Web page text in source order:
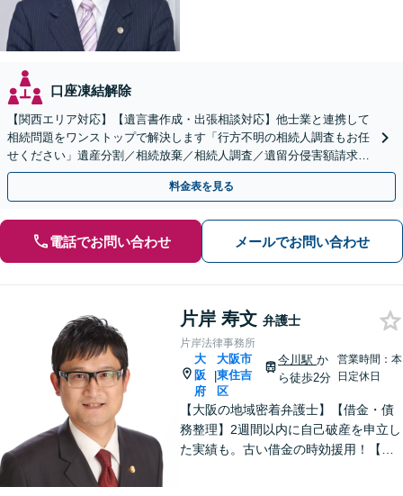
口座凍結解除
【関西エリア対応】【遺言書作成・出張相談対応】他士業と連携して
相続問題をワンストップで解決します「行方不明の相続人調査もお任
せください」遺産分割／相続放棄／相続人調査／遺留分侵害額請求／
登記など【休日・夜間面談可】【分割払い対応】
料金表を見る
電話でお問い合わせ メールでお問い合わせ
片岸 寿文 弁護士
片岸法律事務所
大
阪
府
|
大阪市
東住吉
区
今川駅 か
ら徒歩2分
営業時間：本
日定休日
【大阪の地域密着弁護士】【借金・債
務整理】2週間以内に自己破産を申立し
た実績も。古い借金の時効援用！【刑